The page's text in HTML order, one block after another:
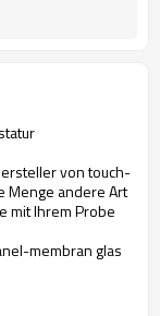
von touch-
Menge andere Art
mit Ihrem Probe
membran glas